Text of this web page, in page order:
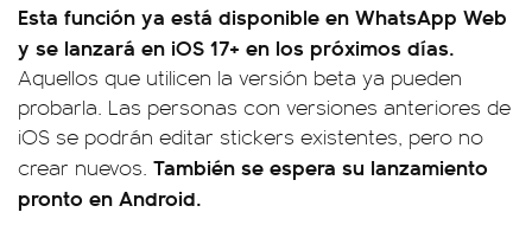
Esta función ya está disponible en WhatsApp Web
y se lanzará en iOS 17+ en los próximos días.
Aquellos que utilicen la versión beta ya pueden
probarla. Las personas con versiones anteriores de
iOS se podrán editar stickers existentes, pero no
crear nuevos. También se espera su lanzamiento
pronto en Android.